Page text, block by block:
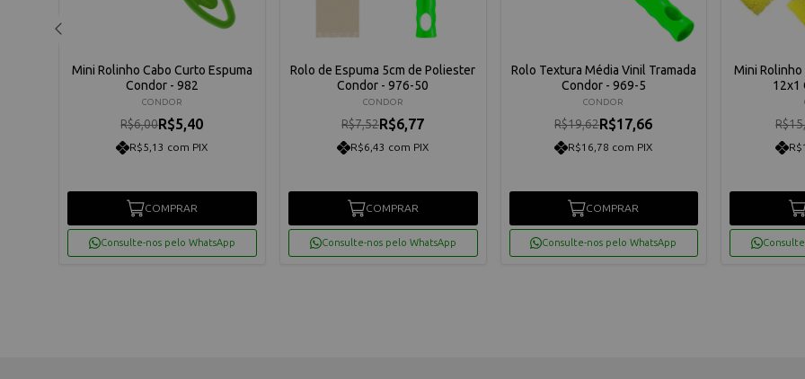
Mini Rolinho Cabo Curto Espuma
Condor - 982
CONDOR
R$6,00R$5,40
R$5,13 com PIX
COMPRAR
Consulte-nos pelo WhatsApp
Rolo de Espuma 5cm de Poliester
Condor - 976-50
CONDOR
R$7,52R$6,77
R$6,43 com PIX
COMPRAR
Consulte-nos pelo WhatsApp
Rolo Textura Média Vinil Tramada
Condor - 969-5
CONDOR
R$19,62R$17,66
R$16,78 com PIX
COMPRAR
Consulte-nos pelo WhatsApp
Mini
12x1